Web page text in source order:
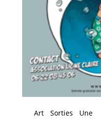
Art Sorties Une